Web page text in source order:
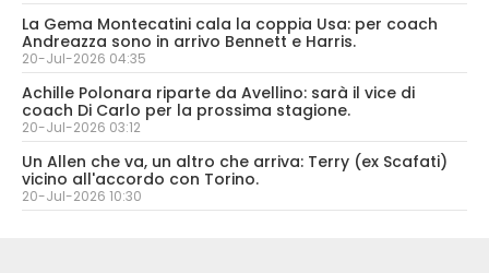
La Gema Montecatini cala la coppia Usa: per coach
Andreazza sono in arrivo Bennett e Harris.
20-Jul-2026 04:35
Achille Polonara riparte da Avellino: sarà il vice di
coach Di Carlo per la prossima stagione.
20-Jul-2026 03:12
Un Allen che va, un altro che arriva: Terry (ex Scafati)
vicino all'accordo con Torino.
20-Jul-2026 10:30